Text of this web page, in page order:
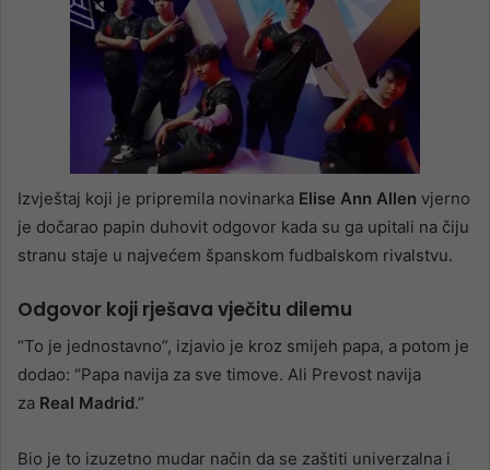
Izvještaj koji je pripremila novinarka Elise Ann Allen vjerno
je dočarao papin duhovit odgovor kada su ga upitali na čiju
stranu staje u najvećem španskom fudbalskom rivalstvu.
Odgovor koji rješava vječitu dilemu
“To je jednostavno”, izjavio je kroz smijeh papa, a potom je
dodao: “Papa navija za sve timove. Ali Prevost navija
za Real Madrid.”
Bio je to izuzetno mudar način da se zaštiti univerzalna i